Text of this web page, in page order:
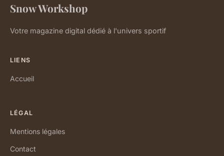
Snow Workshop
Votre magazine digital dédié à l'univers sportif
LIENS
Accueil
LÉGAL
Mentions légales
Contact